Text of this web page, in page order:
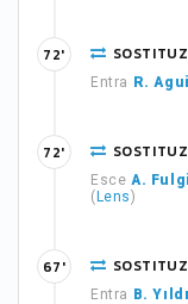
Entra R.
72'
Esce A.
( Lens)
72'
Entra B.
67'